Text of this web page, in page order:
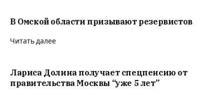
В Омской области призывают резервистов
Читать далее
Лариса Долина получает спецпенсию от
правительства Москвы “уже 5 лет”